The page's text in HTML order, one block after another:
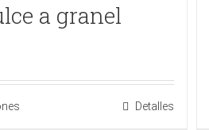
a granel
Detalles